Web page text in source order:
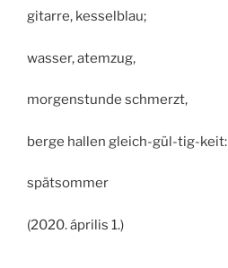
gitarre, kesselblau;
wasser, atemzug,
morgenstunde schmerzt,
berge hallen gleich-gül-tig-keit:
spätsommer
(2020. április 1.)